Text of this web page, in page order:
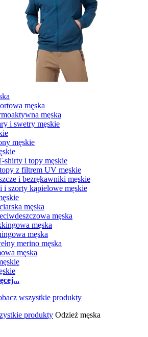
męska
męska
i swetry męskie
męskie
shirty i topy męskie
z filtrem UV męskie
i bezrękawniki męskie
i szorty kąpielowe męskie
męska
męska
męska
męska
merino męska
męska
produkty Odzież męska